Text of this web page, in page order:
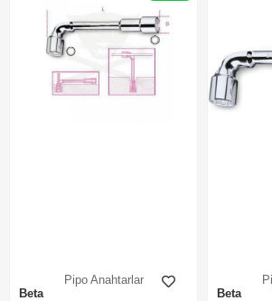
Pipo Anahtarlar
Beta
Beta